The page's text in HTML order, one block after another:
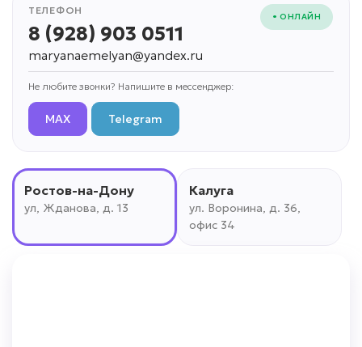
ТЕЛЕФОН
8 (928) 903 0511
• ОНЛАЙН
maryanaemelyan@yandex.ru
Не любите звонки? Напишите в мессенджер:
MAX Telegram
Ростов-на-Дону
ул, Жданова, д. 13
Калуга
ул. Воронина, д. 36,
офис 34